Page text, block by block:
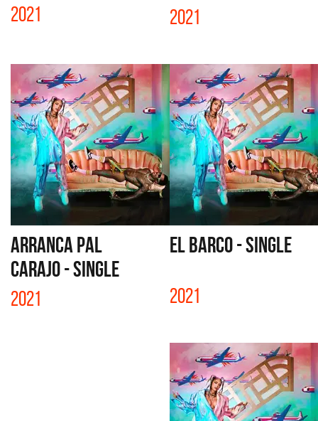
2021 2021
ARRANCA PAL
CARAJO - SINGLE
2021
EL BARCO - SINGLE
2021